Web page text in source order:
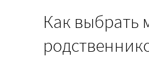
Как выбрать